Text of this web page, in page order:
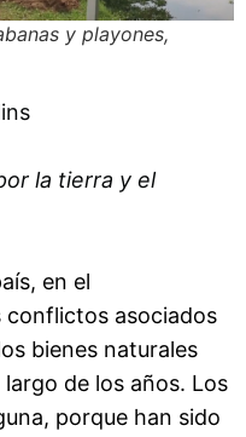
y playones,
la tierra y el
en el
conflictos asociados
bienes naturales
de los años. Los
porque han sido